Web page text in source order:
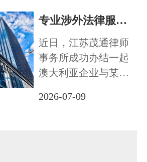
专业涉外法律服务显担当 高效化解跨境合同纠纷 促成中外企业持续合作
近日，江苏茂通律师
事务所成功办结一起
澳大利亚企业与某外
合同纠纷，凭借成熟
2026-07-09